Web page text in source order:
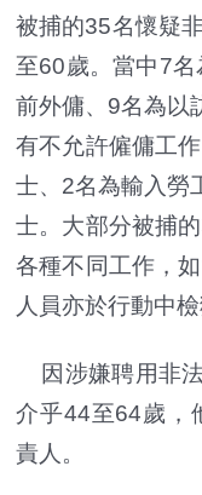
被捕的35名懷疑
至60歲。當中7
前外傭、9名為以
有不允許僱傭工
士、2名為輸入勞
士。大部分被捕
各種不同工作，
人員亦於行動中
因涉嫌聘用非
介乎44至64歲，
責人。